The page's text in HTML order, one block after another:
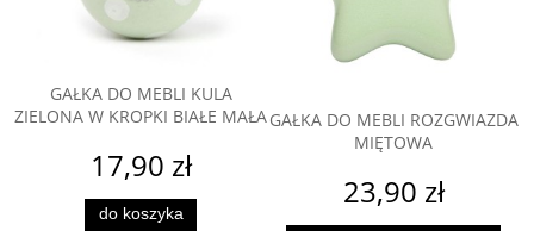
GAŁKA DO MEBLI KULA
ZIELONA W KROPKI BIAŁE MAŁA
17,90 zł
do koszyka
GAŁKA DO MEBLI ROZGWIAZDA
MIĘTOWA
23,90 zł